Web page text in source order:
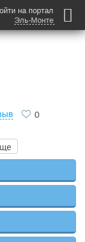
на портал
Эль-Монте
0